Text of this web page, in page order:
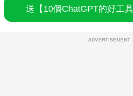
送【10個ChatGPT的好工
ADVERTISEMENT